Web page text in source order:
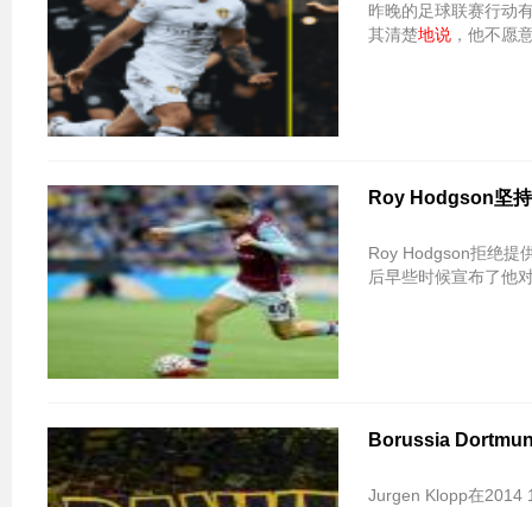
昨晚的足球联赛行动
其清楚地说 ，他不愿
Roy Hodgson坚
Roy Hodgson拒绝提
后早些时候宣布了他
Borussia
Jurgen Klopp在2014